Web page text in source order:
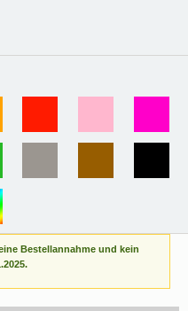
Bestellannahme und kein